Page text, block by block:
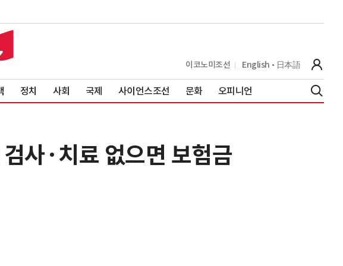
이코노미조선 English 日本語
정치 사회 국제 사이언스조선 문화 오피니언
사·치료 없으면 보험금